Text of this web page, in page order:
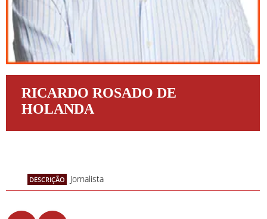
RICARDO ROSADO DE
HOLANDA
DESCRIÇÃO Jornalista